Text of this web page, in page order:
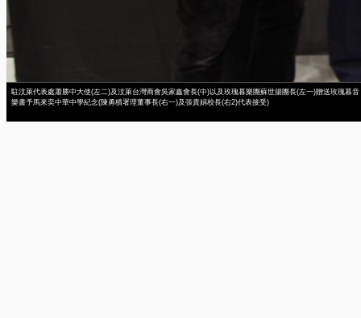
駐汶萊代表處蕭勝中大使(左二)及汶萊台灣商會吳家鑫會長(中)以及玫瑰暮樂團蘇世揚團長(左一)贈送玫瑰暮音
樂書予馬來奕中華中學紀念(陳勇樻署理董事長(右一)及張貴娟校長(右2)代表接受)